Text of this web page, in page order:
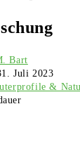
Bart
Juli 2023
&